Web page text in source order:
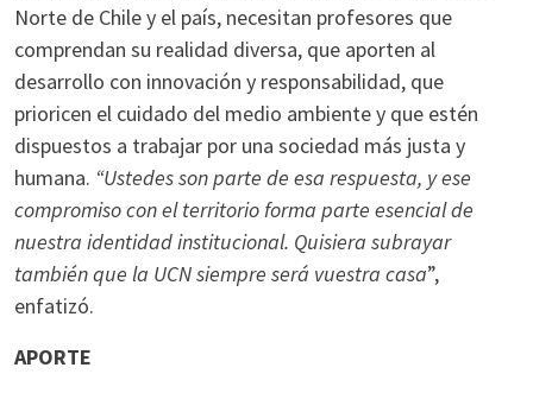
Norte de Chile y el país, necesitan profesores que
comprendan su realidad diversa, que aporten al
desarrollo con innovación y responsabilidad, que
prioricen el cuidado del medio ambiente y que estén
dispuestos a trabajar por una sociedad más justa y
humana. “Ustedes son parte de esa respuesta, y ese
compromiso con el territorio forma parte esencial de
nuestra identidad institucional. Quisiera subrayar
también que la UCN siempre será vuestra casa”,
enfatizó.
APORTE